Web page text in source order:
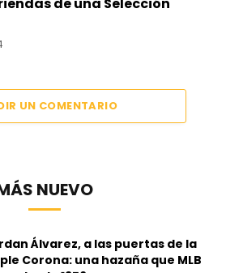
UN COMENTARIO
NUEVO
Álvarez, a las puertas de la
Corona: una hazaña que MLB